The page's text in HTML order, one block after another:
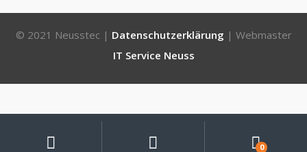
© 2021 Neusstec | Datenschutzerklärung | Webmaster
IT Service Neuss
Konto
0